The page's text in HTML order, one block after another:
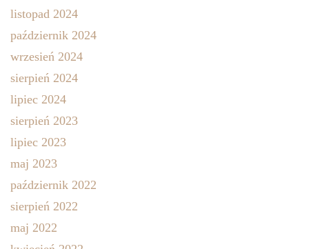
listopad 2024
październik 2024
wrzesień 2024
sierpień 2024
lipiec 2024
sierpień 2023
lipiec 2023
maj 2023
październik 2022
sierpień 2022
maj 2022